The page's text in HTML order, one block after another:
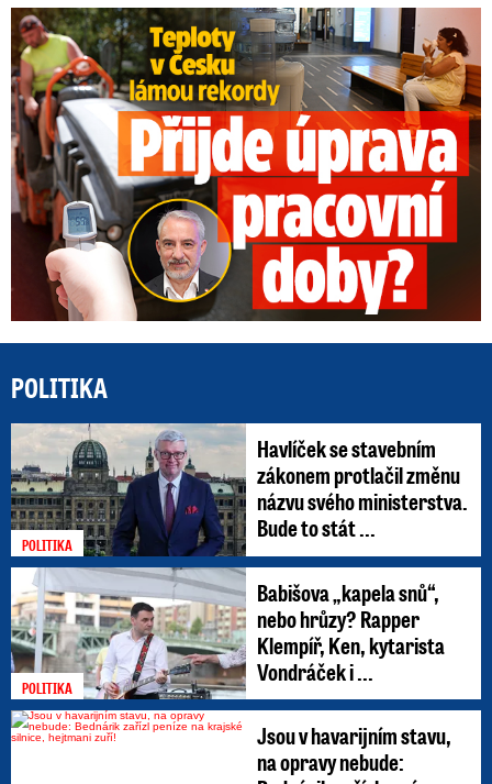
Teploty v Česku lámou rekordy: Přijde úprava pracovní doby?
POLITIKA
POLITIKA
Havlíček se stavebním
zákonem protlačil změnu
názvu svého ministerstva.
Bude to stát ...
POLITIKA
Babišova „kapela snů“,
nebo hrůzy? Rapper
Klempíř, Ken, kytarista
Vondráček i ...
Jsou v havarijním stavu,
na opravy nebude: